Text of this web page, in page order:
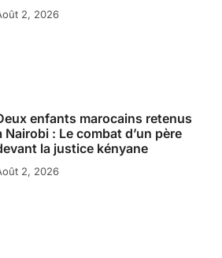
2, 2026
enfants marocains retenus
Nairobi : Le combat d’un père
la justice kényane
2, 2026